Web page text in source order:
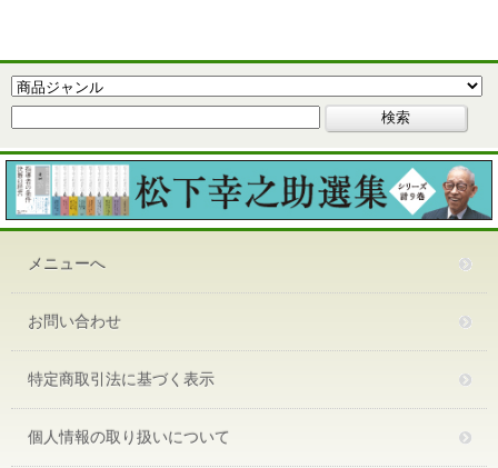
メニューへ
お問い合わせ
特定商取引法に基づく表示
個人情報の取り扱いについて